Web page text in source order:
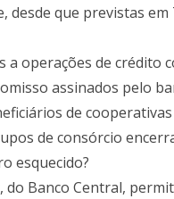
desde que previstas
a operações de crédito
assinados pelo
de
de consórcio
esquecido?
do Banco Central,